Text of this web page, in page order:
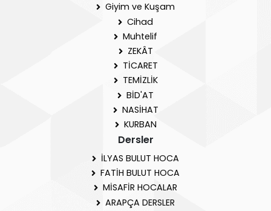
Giyim ve Kuşam
Cihad
Muhtelif
ZEKÂT
TİCARET
TEMİZLİK
BİD'AT
NASİHAT
KURBAN
Dersler
İLYAS BULUT HOCA
FATİH BULUT HOCA
MİSAFİR HOCALAR
ARAPÇA DERSLER